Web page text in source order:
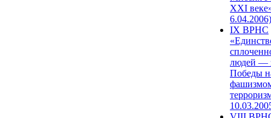
XXI
6.04.2006)
IX ВРНС
людей —
Победы